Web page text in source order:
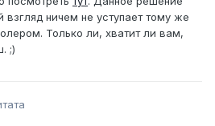
ничем не уступает тому же
Только ли, хватит ли вам,
;)